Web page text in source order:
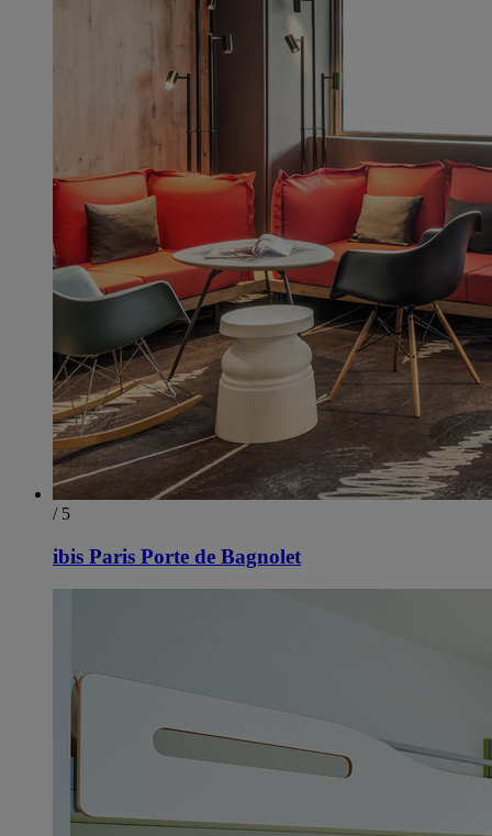
/ 5
ibis Paris Porte de Bagnolet